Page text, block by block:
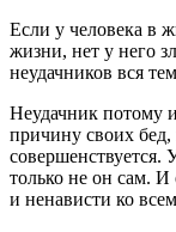
Если у человека в
жизни, нет у него
неудачников вся
Неудачник потому
причину своих бед,
совершенствуется.
только не он сам.
и ненависти ко